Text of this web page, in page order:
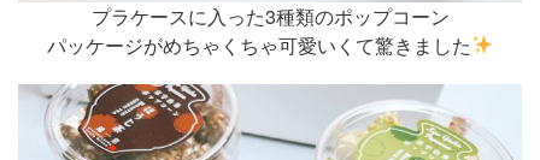
プラケースに入った3種類のポップコーン
パッケージがめちゃくちゃ可愛いくて驚きました